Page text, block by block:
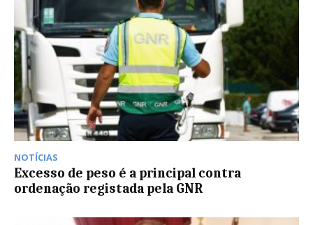
NOTÍCIAS
Excesso de peso é a principal contra
ordenação registada pela GNR